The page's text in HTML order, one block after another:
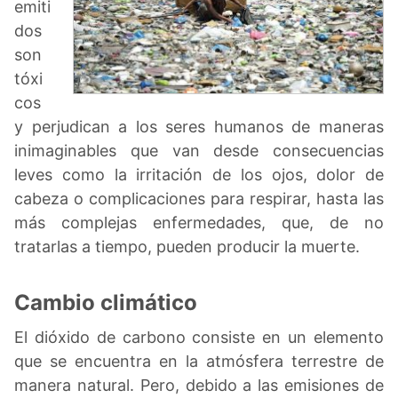
emiti
dos
son
tóxi
cos
y perjudican a los seres humanos de maneras
inimaginables que van desde consecuencias
leves como la irritación de los ojos, dolor de
cabeza o complicaciones para respirar, hasta las
más complejas enfermedades, que, de no
tratarlas a tiempo, pueden producir la muerte.
Cambio climático
El dióxido de carbono consiste en un elemento
que se encuentra en la atmósfera terrestre de
manera natural. Pero, debido a las emisiones de